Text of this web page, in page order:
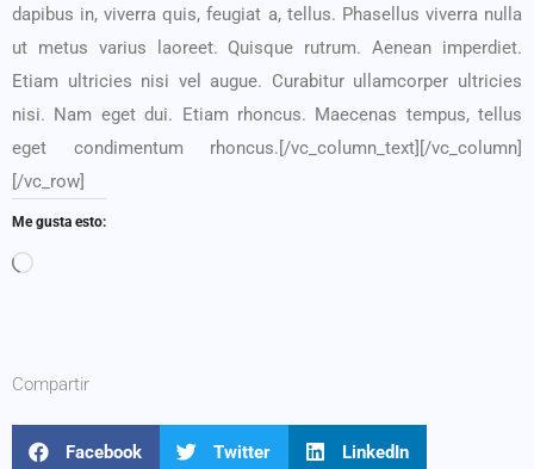
dapibus in, viverra quis, feugiat a, tellus. Phasellus viverra nulla
ut metus varius laoreet. Quisque rutrum. Aenean imperdiet.
Etiam ultricies nisi vel augue. Curabitur ullamcorper ultricies
nisi. Nam eget dui. Etiam rhoncus. Maecenas tempus, tellus
eget condimentum rhoncus.[/vc_column_text][/vc_column]
[/vc_row]
Me gusta esto:
Compartir
Facebook Twitter LinkedIn